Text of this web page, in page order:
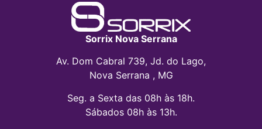
Sorrix Nova Serrana
Av. Dom Cabral 739, Jd. do Lago,
Nova Serrana , MG
Seg. a Sexta das 08h às 18h.
Sábados 08h às 13h.